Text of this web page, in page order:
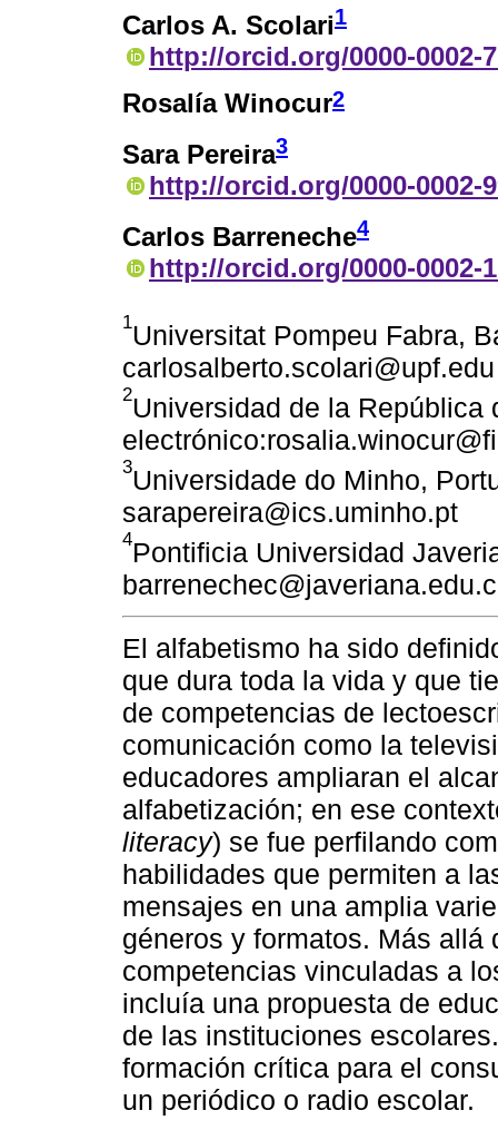
Carlos A. Scolari1
http://orcid.org/0000-0002-
Rosalía Winocur2
Sara Pereira3
http://orcid.org/0000-0002-
Carlos Barreneche4
http://orcid.org/0000-0002-
1Universitat Pompeu Fabra,
carlosalberto.scolari@upf.edu
2Universidad de la República
3Universidade do Minho,
sarapereira@ics.uminho.pt
4Pontificia Universidad
El alfabetismo ha sido
que dura toda la vida y que
de competencias de
comunicación como la
educadores ampliaran el
alfabetización; en ese
literacy) se fue perfilando
habilidades que permiten a
mensajes en una amplia
géneros y formatos. Más allá
competencias vinculadas a
incluía una propuesta de
de las instituciones
formación crítica para el
un periódico o radio escolar.